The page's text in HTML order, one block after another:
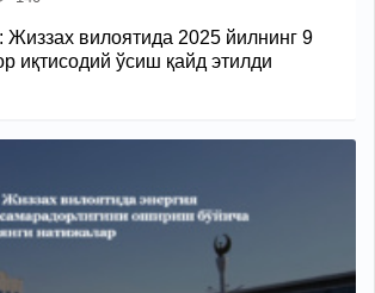
вилоятида 2025 йилнинг 9
иқтисодий ўсиш қайд этилди